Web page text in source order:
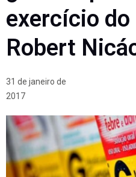
exercício do
Robert
31 de janeiro de
2017